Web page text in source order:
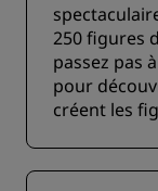
250 figures
passez pas
pour
créent les